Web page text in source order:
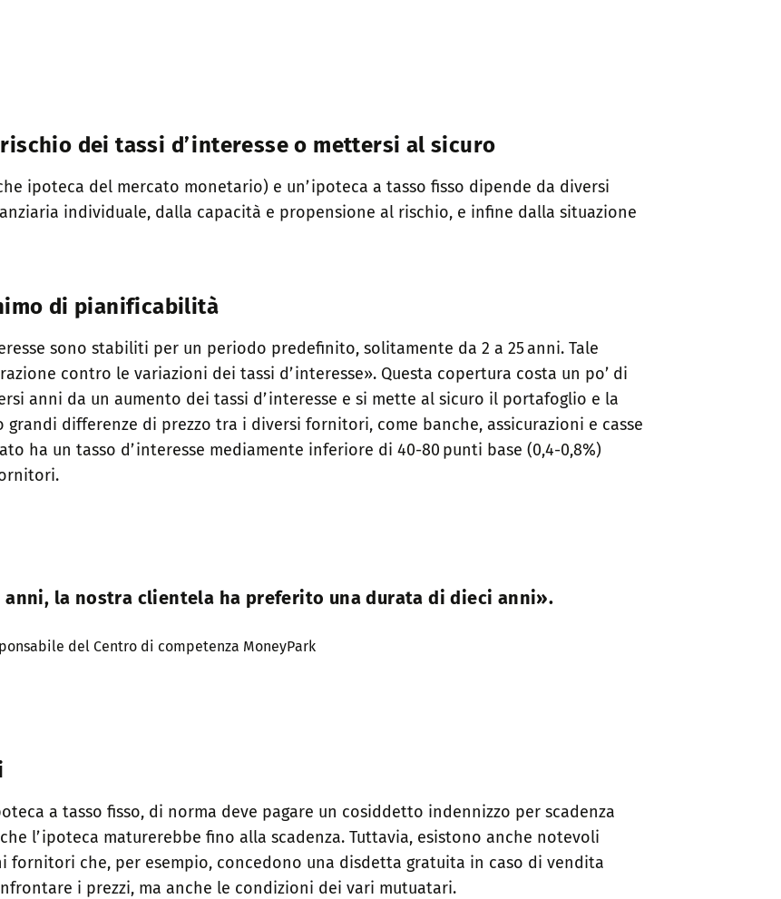
dei tassi d’interesse o mettersi al sicuro
ipoteca del mercato monetario) e un’ipoteca a tasso fisso dipende da diversi
individuale, dalla capacità e propensione al rischio, e infine dalla situazione
di pianificabilità
sono stabiliti per un periodo predefinito, solitamente da 2 a 25 anni. Tale
contro le variazioni dei tassi d’interesse». Questa copertura costa un po’ di
anni da un aumento dei tassi d’interesse e si mette al sicuro il portafoglio e la
grandi differenze di prezzo tra i diversi fornitori, come banche, assicurazioni e casse
ha un tasso d’interesse mediamente inferiore di 40-80 punti base (0,4-0,8%)
la nostra clientela ha preferito una durata di dieci anni».
del Centro di competenza MoneyPark
a tasso fisso, di norma deve pagare un cosiddetto indennizzo per scadenza
l’ipoteca maturerebbe fino alla scadenza. Tuttavia, esistono anche notevoli
fornitori che, per esempio, concedono una disdetta gratuita in caso di vendita
i prezzi, ma anche le condizioni dei vari mutuatari.